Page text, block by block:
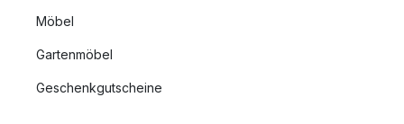
Möbel
Gartenmöbel
Geschenkgutscheine